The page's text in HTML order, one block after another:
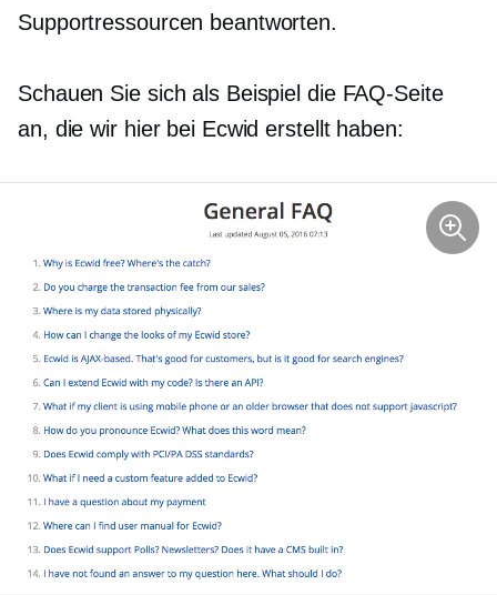
Supportressourcen beantworten.
Schauen Sie sich als Beispiel die FAQ-Seite
an, die wir hier bei Ecwid erstellt haben: